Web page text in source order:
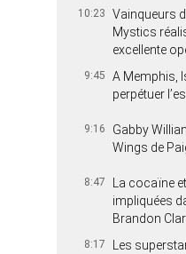
10:23
Vainqueurs
Mystics
excellente
9:45
A Memphis,
perpétuer
9:16
Gabby
Wings de
8:47
La cocaïne
impliquées
Brandon
8:17
Les